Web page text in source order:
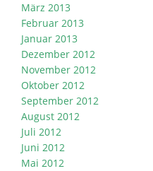
März 2013
Februar 2013
Januar 2013
Dezember 2012
November 2012
Oktober 2012
September 2012
August 2012
Juli 2012
Juni 2012
Mai 2012